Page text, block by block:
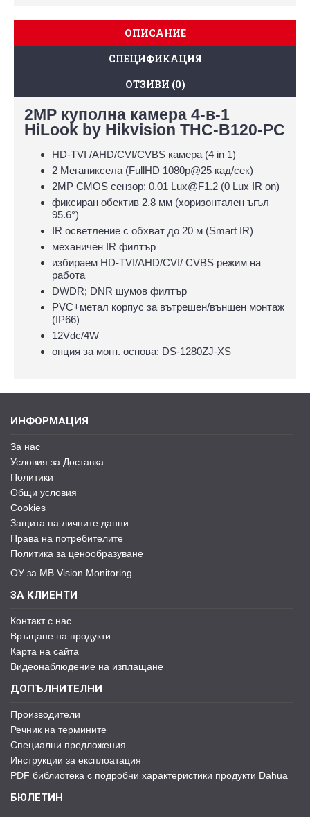
ОПИСАНИЕ
СПЕЦИФИКАЦИЯ
ОТЗИВИ (0)
2MP куполна камера 4-в-1
HiLook by Hikvision THC-B120-PC
HD-TVI /AHD/CVI/CVBS камера (4 in 1)
2 Мегапиксела (FullHD 1080p@25 кад/сек)
2MP CMOS сензор; 0.01 Lux@F1.2 (0 Lux IR on)
фиксиран обектив 2.8 мм (хоризонтален ъгъл
95.6°)
IR осветление с обхват до 20 м (Smart IR)
механичен IR филтър
избираем HD-TVI/AHD/CVI/ CVBS режим на
работа
DWDR; DNR шумов филтър
PVC+метал корпус за вътрешен/външен монтаж
(IP66)
12Vdc/4W
опция за монт. основа: DS-1280ZJ-XS
ИНФОРМАЦИЯ
За нас
Условия за Доставка
Политики
Общи условия
Cookies
Защита на личните данни
Права на потребителите
Политика за ценообразуване
ОУ за MB Vision Monitoring
ЗА КЛИЕНТИ
Контакт с нас
Връщане на продукти
Карта на сайта
Видеонаблюдение на изплащане
ДОПЪЛНИТЕЛНИ
Производители
Речник на термините
Специални предложения
Инструкции за експлоатация
PDF библиотека с подробни характеристики продукти Dahua
БЮЛЕТИН